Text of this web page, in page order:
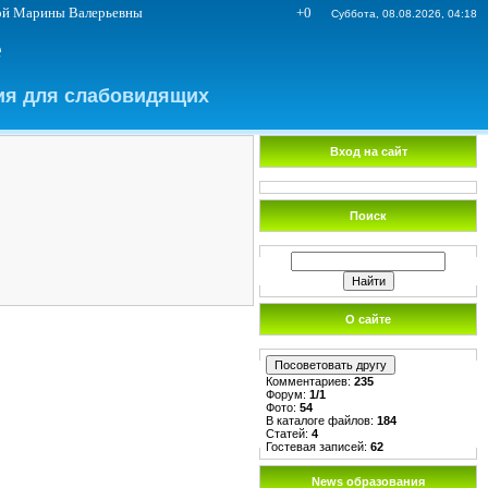
Еремеевой Марины Валерьевны +0 Суббота, 08.08.2026, 04:18
для слабовидящих
Вход на сайт
Поиск
О сайте
Комментариев: 235
Форум: 1/1
Фото: 54
В каталоге файлов: 184
Статей: 4
Гостевая записей: 62
News образования